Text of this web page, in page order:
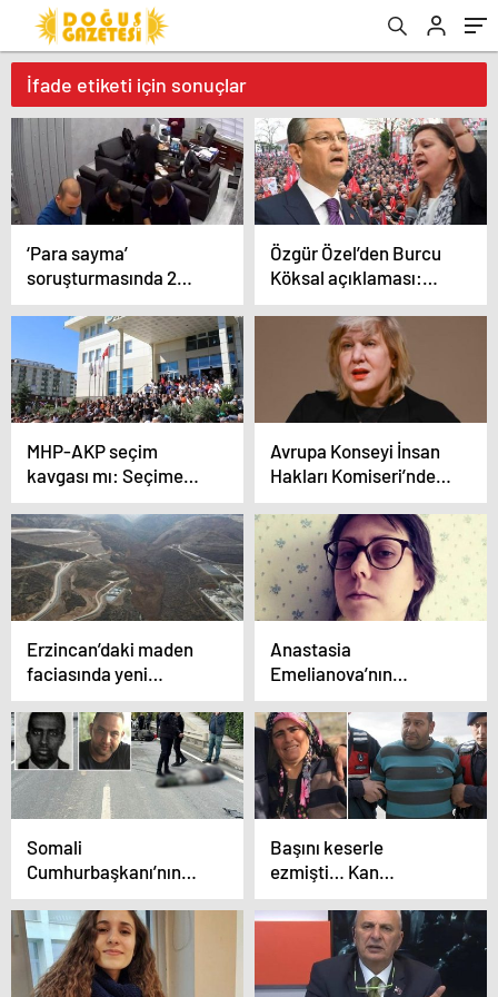
İfade etiketi için sonuçlar
‘Para sayma’
soruşturmasında 2
şüphelinin ifadesine
ulaşıldı
Özgür Özel’den Burcu
Köksal açıklaması:
‘Konuştum, ne gerek
vardı dedim’
MHP-AKP seçim
kavgası mı: Seçime
giderken AKP’li
belediyeye yolsuzluk
operasyonu
Avrupa Konseyi İnsan
Hakları Komiseri’nden
Türkiye raporu: ‘AYM
ve AİHM kararlarının
uygulanmaması
anayasal düzeni
zayıflatıyor’
Erzincan’daki maden
faciasında yeni
gelişme… Zanlıların
ifadeleri ortaya çıktı:
‘Kritik seviyeyi geçen..’
Anastasia
Emelianova’nın
ölümünü ‘akıllı saat’
aydınlatacak!
Somali
Cumhurbaşkanı’nın
oğluna verilen ‘27 bin
300 liralık’ cezanın
gerekçeli kararı
açıklandı
Başını keserle
ezmişti… Kan
donduran ‘komşu’
cinayetinin nedeni
ortaya çıktı: Sadece
1500 TL için…